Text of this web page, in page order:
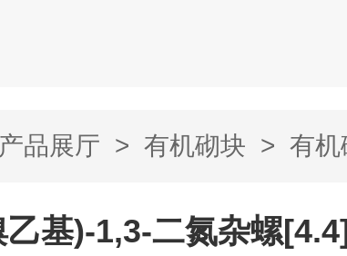
产品展厅 > 有机砌块 > 有机
氮杂螺[4....
乙基)-1,3-二氮杂螺